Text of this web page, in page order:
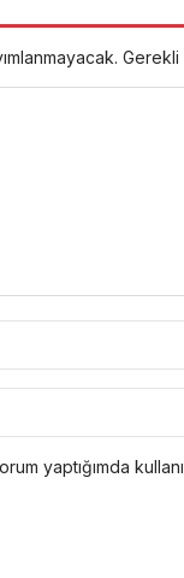
Gerekli
yaptığımda